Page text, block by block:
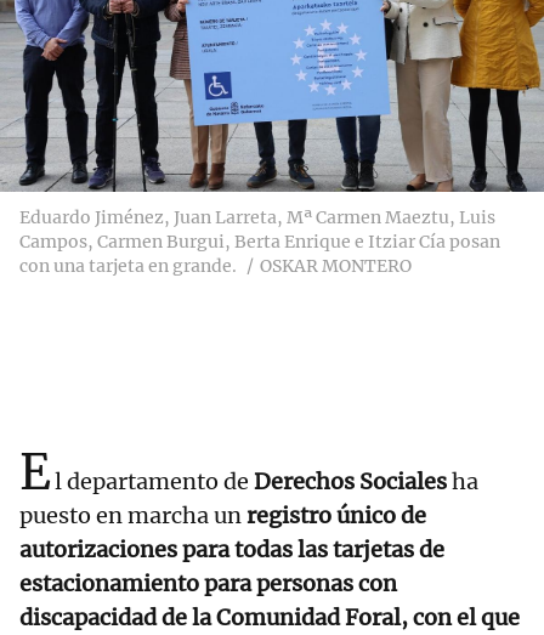
Eduardo Jiménez, Juan Larreta, Mª Carmen Maeztu, Luis
Campos, Carmen Burgui, Berta Enrique e Itziar Cía posan
con una tarjeta en grande.
OSKAR MONTERO
El departamento de Derechos Socialesha
puesto en marcha unregistro único de
autorizaciones para todas las tarjetas de
estacionamiento para personas con
discapacidad de la Comunidad Foral, con el que